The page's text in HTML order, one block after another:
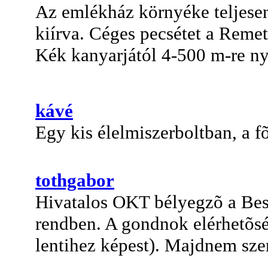
Az emlékház környéke
kiírva. Céges pecsétet a
Kék kanyarjától 4-500 m-re
kávé
Egy kis élelmiszerboltban, a
tothgabor
Hivatalos OKT bélyegzõ a
rendben. A gondnok
lentihez képest). Majdnem